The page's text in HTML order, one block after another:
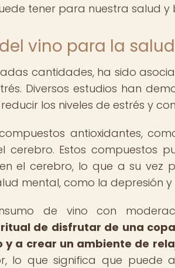
tener para nuestra salud y
vino para la
cantidades, ha sido
Diversos estudios han
los niveles de estrés y
antioxidantes,
cerebro. Estos compuestos
el cerebro, lo que a su vez
mental, como la depresión
de vino con
ritual de disfrutar de una
y a crear un ambiente de
lo que significa que puede